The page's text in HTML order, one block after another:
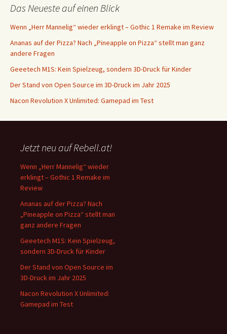
Das Neueste auf einen Blick
Wenn „Herr Mannelig“ wieder erklingt – Gothic 1 Remake im Review
Ananas auf der Pizza? Nach „Pineapple on Pizza“ stellt man ganz
andere Fragen
Geeetech M1S: Kein Spielzeug, sondern 3D-Druck für Kinder
Der Stand von Open Source im 3D-Druck im Jahr 2025
Nacon Revolution X Unlimited: Gamepad im Test
Jetzt neu auf Rebell.at!
Wenn „Herr Mannelig“ wieder
erklingt – Gothic 1 Remake im
Review
Ananas auf der Pizza? Nach
„Pineapple on Pizza“ stellt man
ganz andere Fragen
Geeetech M1S: Kein Spielzeug,
sondern 3D-Druck für Kinder
Der Stand von Open Source im
3D-Druck im Jahr 2025
Nacon Revolution X Unlimited:
Gamepad im Test